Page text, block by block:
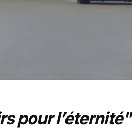
pour l’éternité"